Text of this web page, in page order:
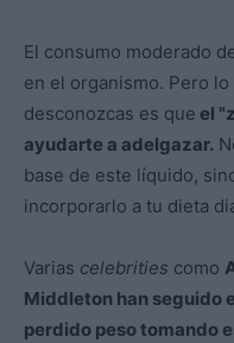
El consumo moderado
en el organismo. Pero
desconozcas es que el
ayudarte a adelgazar.
base de este líquido,
incorporarlo a tu dieta
Varias celebrities como
Middleton han seguido
perdido peso tomando